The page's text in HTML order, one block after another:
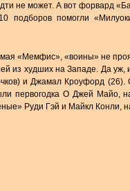
не может. А вот форвард
подборов помогли
«Мемфис», «воины» не
из худших на Западе. Да
и Джамал Кроуфорд
первогодка О Джей Майо,
Руди Гэй и Майкл Конли,